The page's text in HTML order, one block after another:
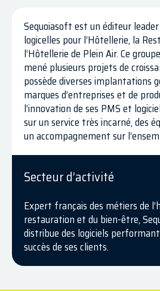
Sequoiasoft est un éditeur
logicelles pour l‘Hôtellerie, la
l‘Hôtellerie de Plein Air. Ce
mené plusieurs projets de
possède diverses implantations
marques d’entreprises et de
l‘innovation de ses PMS et
sur un service très incarné, des
un accompagnement sur
Secteur d’activité
Expert français des métiers de
restauration et du bien-être,
distribue des logiciels
succès de ses clients.